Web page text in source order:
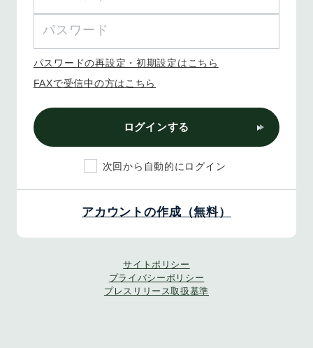
パスワードの再設定・初期設定はこちら
FAXで受信中の方はこちら
ログインする
次回から自動的にログイン
アカウントの作成（無料）
サイトポリシー
プライバシーポリシー
プレスリリース取扱基準